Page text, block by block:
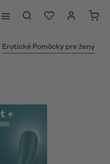
Erotické Pomôcky pre ženy